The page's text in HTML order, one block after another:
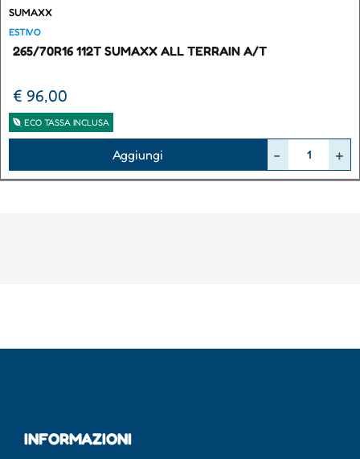
SUMAXX
ESTIVO
265/70R16 112T SUMAXX ALL TERRAIN A/T
€ 96,00
ECO TASSA INCLUSA
Aggiungi
INFORMAZIONI